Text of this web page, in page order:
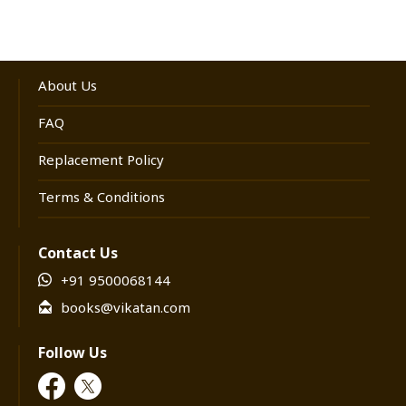
திணறுகிறார்கள். அவர்களுக்கு இந்தப் புத்தகம்
ஆயுர்வேத பொக்கிஷத்தின் திறவுகோலாக
About Us
FAQ
Replacement Policy
Terms & Conditions
Contact Us
+91 9500068144
books@vikatan.com
Follow Us